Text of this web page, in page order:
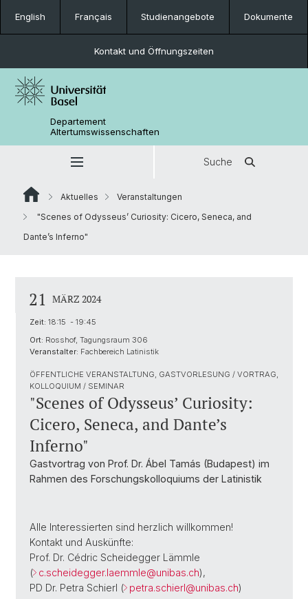
English Français Studienangebote Dokumente
Kontakt und Öffnungszeiten
Departement
Altertumswissenschaften
Suche
Aktuelles
Veranstaltungen
"Scenes of Odysseus’ Curiosity: Cicero, Seneca, and
Dante’s Inferno"
21 MÄRZ 2024
Zeit: 18:15 - 19:45
Ort: Rosshof, Tagungsraum 306
Veranstalter: Fachbereich Latinistik
ÖFFENTLICHE VERANSTALTUNG, GASTVORLESUNG / VORTRAG,
KOLLOQUIUM / SEMINAR
"Scenes of Odysseus’ Curiosity:
Cicero, Seneca, and Dante’s
Inferno"
Gastvortrag von Prof. Dr. Ábel Tamás (Budapest) im
Rahmen des Forschungskolloquiums der Latinistik
Alle Interessierten sind herzlich willkommen!
Kontakt und Auskünfte:
Prof. Dr. Cédric Scheidegger Lämmle
( c.scheidegger.laemmle@unibas.ch),
PD Dr. Petra Schierl ( petra.schierl@unibas.ch)